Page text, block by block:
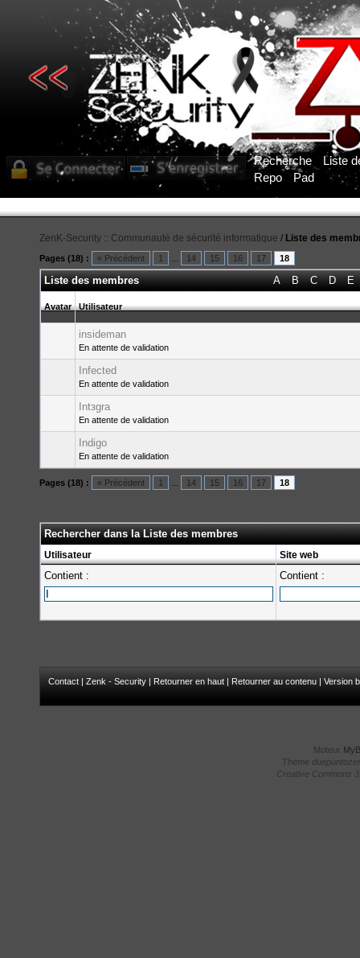
Recherche
Liste
Repo
Pad
ZenK-Security :: Communauté de sécurité informatique / Liste des
Pages (18) : « Précédent 1 14 15 16 17 18
A B C D E
Liste des membres
Avatar Utilisateur
insideman
En attente de validation
Infected
En attente de validation
Intзgra
En attente de validation
Indigo
En attente de validation
Pages (18) : « Précédent 1 14 15 16 17 18
Rechercher dans la Liste des membres
Utilisateur Site web
Contient : Contient :
Contact | Zenk - Security | Retourner en haut | Retourner au contenu | Version
Moteur
Theme
Creative Commons